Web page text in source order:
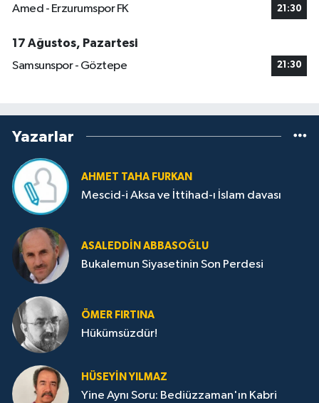
Amed - Erzurumspor FK 21:30
17 Ağustos, Pazartesi
Samsunspor - Göztepe
21:30
Yazarlar
AHMET TAHA FURKAN
Mescid-i Aksa ve İttihad-ı İslam davası
ASALEDDIN ABBASOĞLU
Bukalemun Siyasetinin Son Perdesi
ÖMER FIRTINA
Hükümsüzdür!
HÜSEYIN YILMAZ
Yine Aynı Soru: Bediüzzaman'ın Kabri